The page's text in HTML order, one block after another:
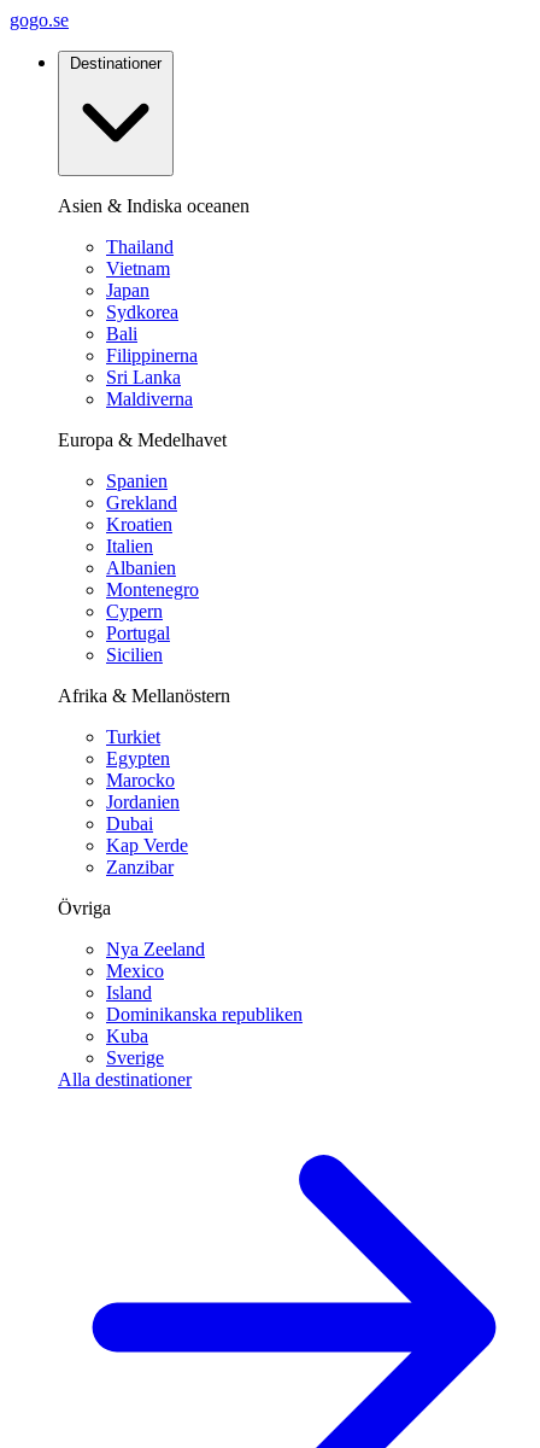
gogo.se
Destinationer
Asien & Indiska oceanen
Thailand
Vietnam
Japan
Sydkorea
Bali
Filippinerna
Sri Lanka
Maldiverna
Europa & Medelhavet
Spanien
Grekland
Kroatien
Italien
Albanien
Montenegro
Cypern
Portugal
Sicilien
Afrika & Mellanöstern
Turkiet
Egypten
Marocko
Jordanien
Dubai
Kap Verde
Zanzibar
Övriga
Nya Zeeland
Mexico
Island
Dominikanska republiken
Kuba
Sverige
Alla destinationer